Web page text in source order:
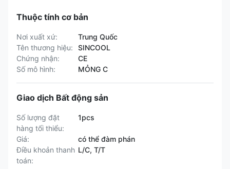
Thuộc tính cơ bản
Nơi xuất xứ:
Trung Quốc
Tên thương hiệu:
SINCOOL
Chứng nhận:
CE
Số mô hình:
MỎNG C
Giao dịch Bất động sản
Số lượng đặt
hàng tối thiểu:
1pcs
Giá:
có thể đàm phán
Điều khoản thanh
toán:
L/C, T/T